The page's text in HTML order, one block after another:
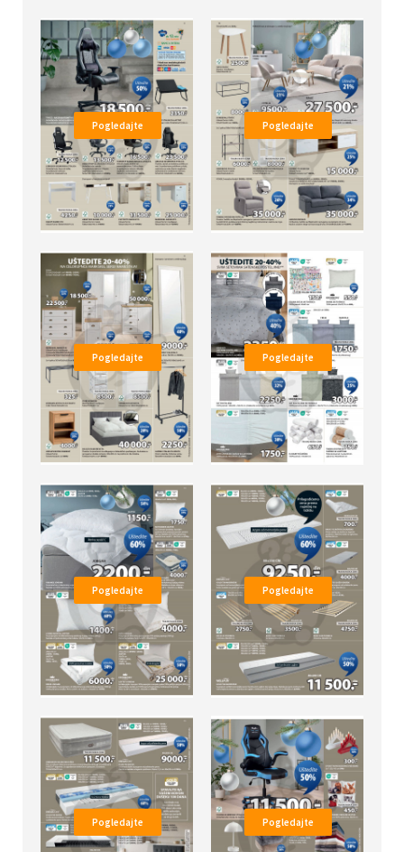
Pogledajte Pogledajte
Pogledajte Pogledajte
Pogledajte Pogledajte
Pogledajte Pogledajte